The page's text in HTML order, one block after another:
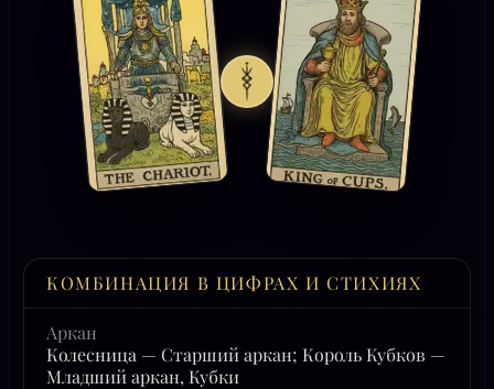
КОМБИНАЦИЯ В ЦИФРАХ И СТИХИЯХ
Аркан
Колесница — Старший аркан; Король Кубков —
Младший аркан, Кубки